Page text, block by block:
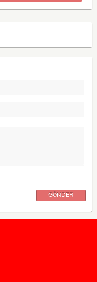
GÖNDER